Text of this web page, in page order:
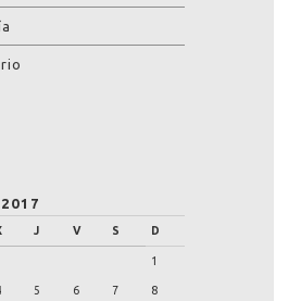
J V S D
1
5 6 7 8